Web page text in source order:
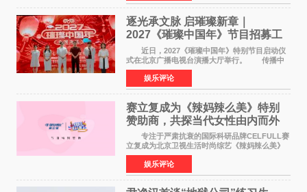
竞社负责人和现
逐光承文脉 启璀璨新章｜
2027《璀璨中国年》节目招募工
作圆满启动
近日，2027《璀璨中国年》特别节目启动仪
式在北京广播电视台演播大厅举行。 传播中
华优秀传统文化，弘扬纯正国风艺术，打造高规
格、高质感、正能量的文艺盛典，是璀璨中国年
矢志不渝的初心
娱乐评论
赛立复成为《辣妈辣么美》特别
赞助商，共探当代女性由内而外
活力美
专注于严肃抗衰的国际科研品牌CELFULL赛
立复成为北京卫视生活时尚综艺《辣妈辣么美》
的特别赞助商,明星辣妈袁咏仪倾情参与，向广大
都市女性传递健康生活新主张，寄语当代女性在
家庭与自我之间
娱乐评论